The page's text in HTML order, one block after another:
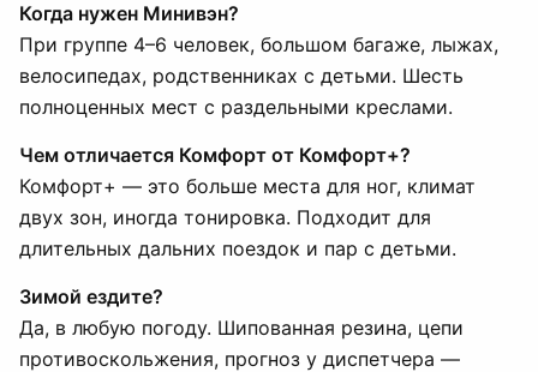
Когда нужен Минивэн?
При группе 4–6 человек, большом багаже, лыжах,
велосипедах, родственниках с детьми. Шесть
полноценных мест с раздельными креслами.
Чем отличается Комфорт от Комфорт+?
Комфорт+ — это больше места для ног, климат
двух зон, иногда тонировка. Подходит для
длительных дальних поездок и пар с детьми.
Зимой ездите?
Да, в любую погоду. Шипованная резина, цепи
противоскольжения, прогноз у диспетчера —